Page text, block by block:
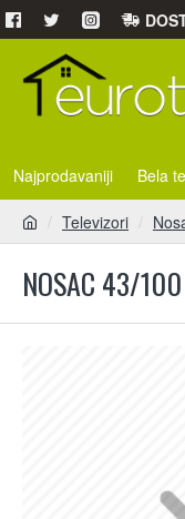
Najprodavaniji Bela
Televizori
NOSAC 43/